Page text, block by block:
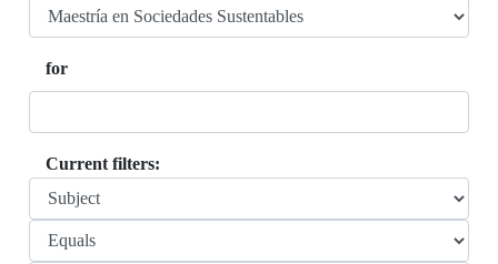
for
Current filters: